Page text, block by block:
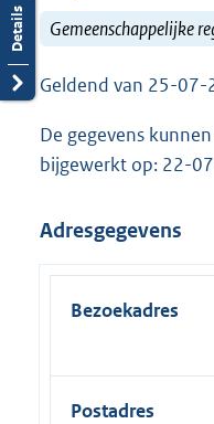
Gemeenschappelijke
Geldend van 25-
De gegevens
bijgewerkt op: 22-
Adresgegevens
Bezoekadres
Postadres